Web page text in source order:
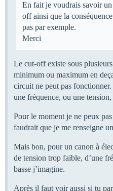
En fait je voudrais savoir
off ainsi que la
pas par exemple.
Merci
Le cut-off existe sous
minimum ou maximum en
circuit ne peut pas
une fréquence, ou une
Pour le moment je ne peux
faudrait que je me renseigne
Mais bon, pour un canon à
de tension trop faible, d’une
basse j’imagine.
Après il faut voir aussi si tu